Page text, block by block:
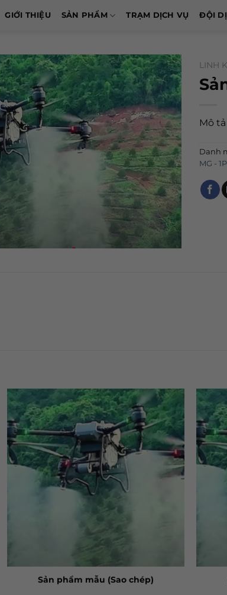
GIỚI THIỆU SẢN PHẨM TRẠM DỊCH VỤ ĐỘI
LINH
Mô
Danh
MG - 1P
Sản phẩm mẫu (Sao chép)